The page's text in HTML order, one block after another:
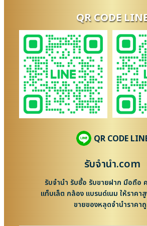
QR CODE
QR CODE
รับจํานํา.com
รับจำนำ รับซื้อ รับขายฝาก มือถือ
แท็บเล็ต กล้อง แบรนด์เนม ให้ราคา
ขายของหลุดจำนำราคา